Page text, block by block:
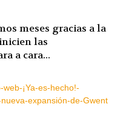
meses gracias a la
las
a cara...